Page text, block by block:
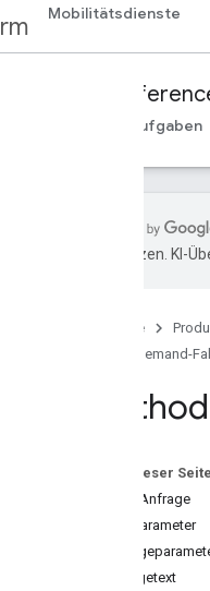
Mobilitätsdienste
Geplante Aufgaben
übersetzen. KI-
Startseite
On-Demand-
Auf dieser Seite
HTTP-Anfrage
Pfadparameter
Anfragetext